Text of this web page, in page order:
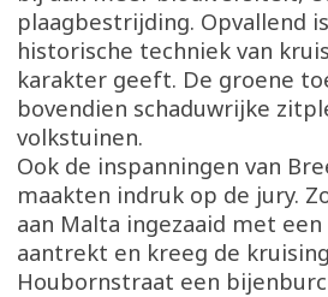
plaagbestrijding. Opvallend
historische techniek van
karakter geeft. De groene
bovendien schaduwrijke
volkstuinen.
Ook de inspanningen van
maakten indruk op de jury.
aan Malta ingezaaid met
aantrekt en kreeg de
Houbornstraat een